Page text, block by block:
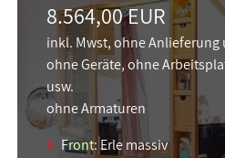
8.564,00 EUR
inkl. Mwst, ohne Anlieferung
ohne Geräte, ohne
usw.
ohne Armaturen
Front: Erle massiv